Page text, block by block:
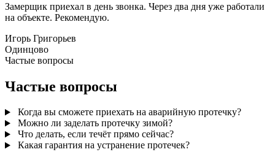
Замерщик приехал в день звонка. Через два дня уже работали
на объекте. Рекомендую.
Игорь Григорьев
Одинцово
Частые вопросы
Частые вопросы
Когда вы сможете приехать на аварийную протечку?
Можно ли заделать протечку зимой?
Что делать, если течёт прямо сейчас?
Какая гарантия на устранение протечек?